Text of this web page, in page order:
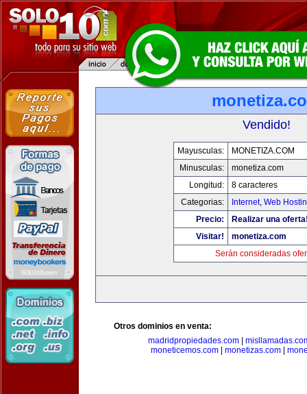
Vendido!
Mayusculas:
MONETIZA.COM
Minusculas:
monetiza.com
Longitud:
8 caracteres
Categorias:
Internet, Web
Precio:
Realizar una
Visitar!
monetiza.com
Serán consideradas
Otros dominios en venta:
madridpropiedades.com|
moneticemos.com| monetizas.com|